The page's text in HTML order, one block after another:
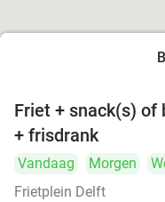
food
food
Friet + snack(s) of
+ frisdrank
Vandaag Morgen
Frietplein Delft